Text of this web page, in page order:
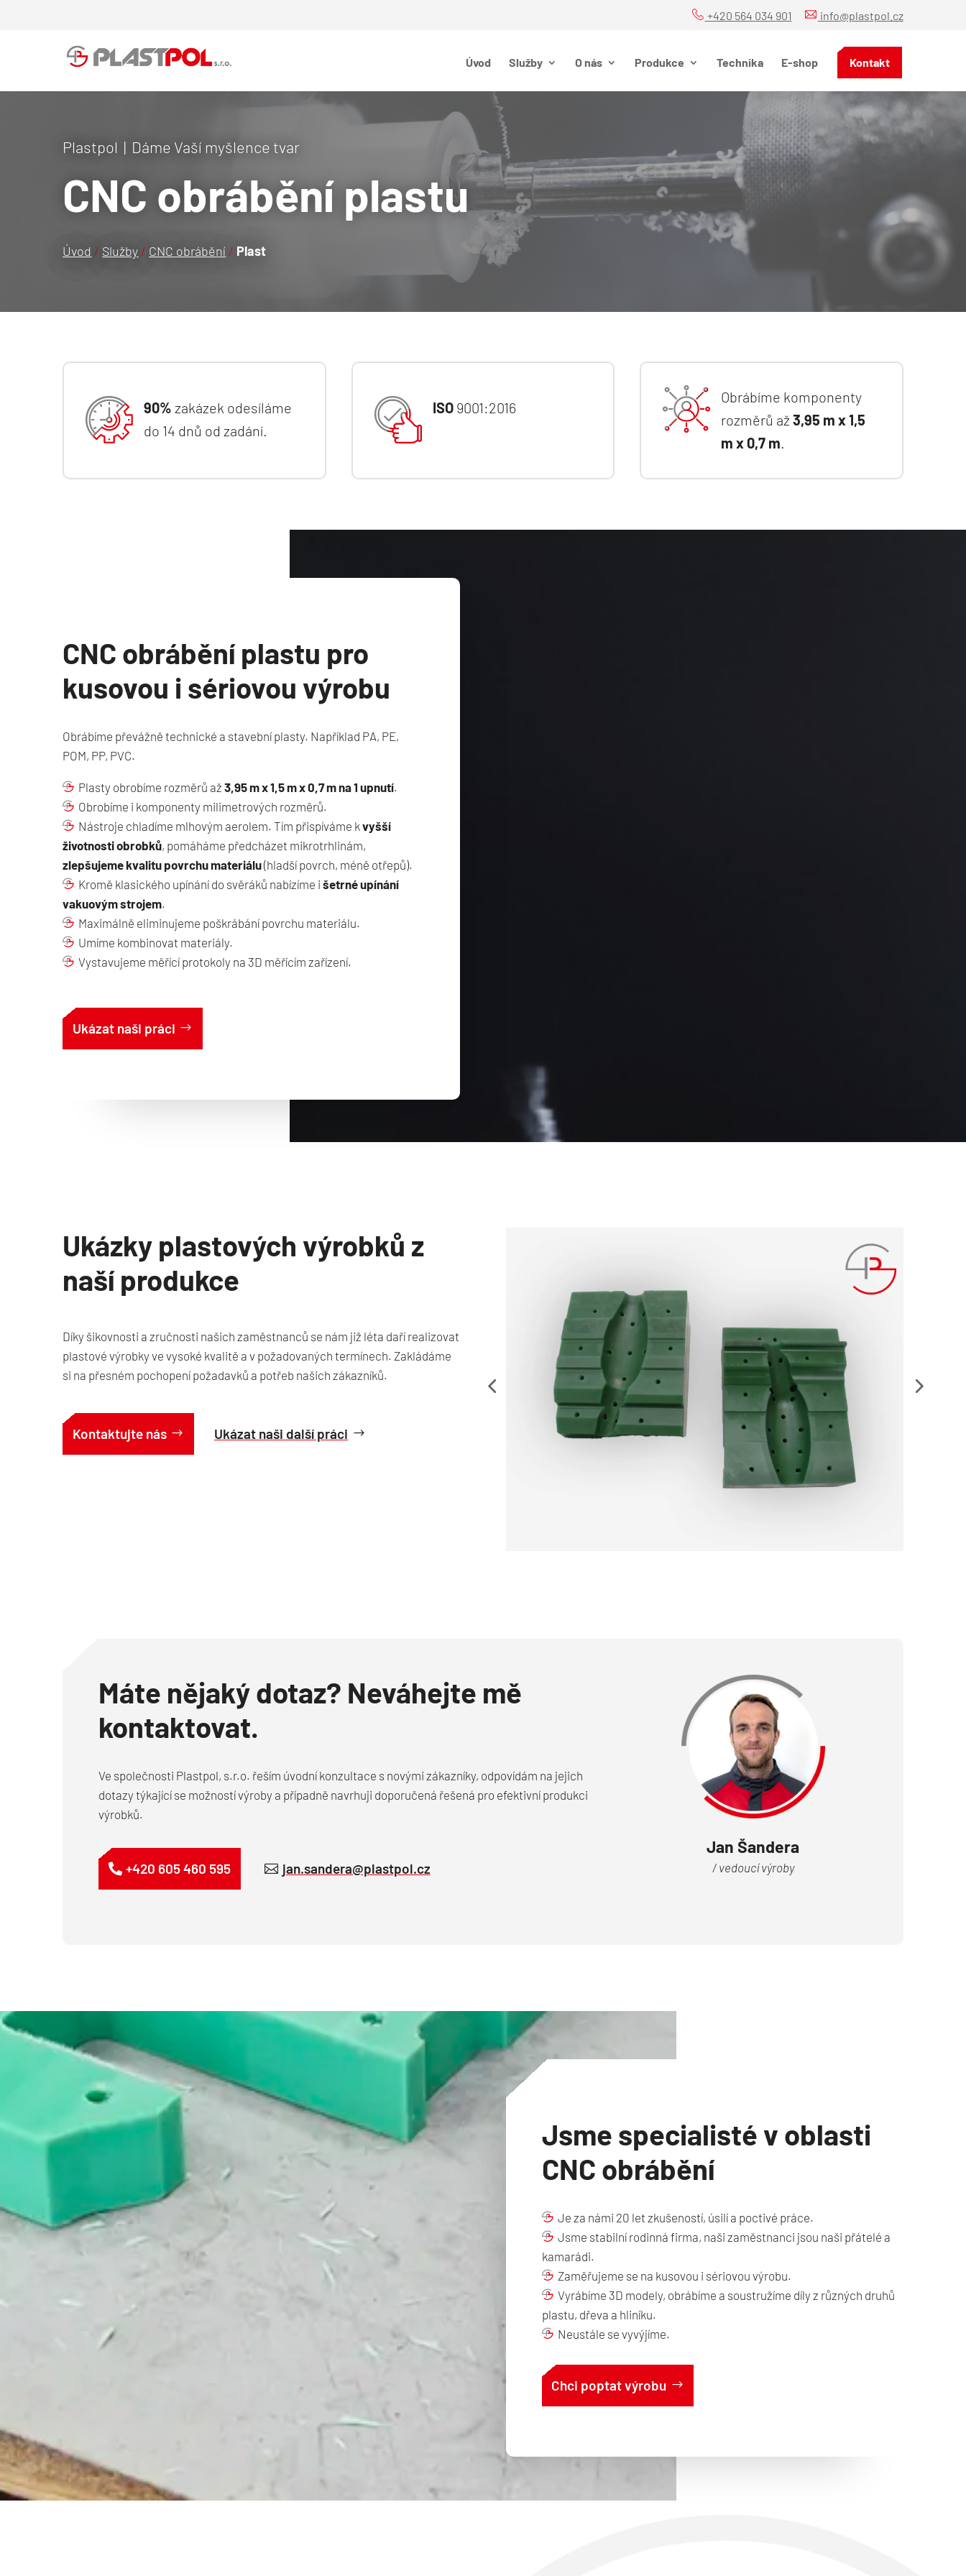
+420 564 034 901 info@plastpol.cz
Úvod Služby O nás Produkce Technika E-shop Kontakt
Plastpol | Dáme Vaší myšlence tvar
CNC obrábění plastu
Úvod / Služby / CNC obrábění / Plast
90% zakázek odesíláme
do 14 dnů od zadání.
RYCHLOST
ISO9001:2016
Obrábíme komponenty
rozměrů až3,95 m x 1,5
m x 0,7 m
INDIVIDUÁLNÍ
ŘEŠENÍ
CNC obrábění plastu pro
kusovou i sériovou výrobu
Obrábíme převážně technické a stavební plasty. Například PA, PE,
POM, PP, PVC.
Plasty obrobíme rozměrů až3,95 m x 1,5 m x 0,7 m na 1 upnutí.
Obrobíme i komponenty milimetrových rozměrů.
Nástroje chladíme mlhovým aerolem. Tím přispíváme kvyšší
životnosti obrobků, pomáháme předcházet mikrotrhlinám,
zlepšujeme kvalitu povrchu materiálu(hladší povrch, méně otřepů).
Kromě klasického upínání do svěráků nabízíme išetrné upínání
vakuovým strojem.
Maximálně eliminujeme poškrábání povrchu materiálu.
Umíme kombinovat materiály.
Vystavujeme měřící protokoly na 3D měřícím zařízení.
Ukázat naši práci
Ukázky plastových výrobků z
naší produkce
Díky šikovnosti a zručnosti našich zaměstnanců se nám již léta daří realizovat
plastové výrobky ve vysoké kvalitě a v požadovaných termínech. Zakládáme
si na přesném pochopení požadavků a potřeb našich zákazníků.
Kontaktujte nás Ukázat naši další práci
Máte nějaký dotaz? Neváhejte mě
kontaktovat.
Ve společnosti Plastpol, s.r.o. řeším úvodní konzultace s novými zákazníky, odpovídám na jejich
dotazy týkající se možností výroby a případně navrhuji doporučená řešená pro efektivní produkci
výrobků.
+420 605 460 595 jan.sandera@plastpol.cz
Jan Šandera
/ vedoucí výroby
Jsme specialisté v oblasti
CNC obrábění
Je za námi 20 let zkušeností, úsilí a poctivé práce.
Jsme stabilní rodinná firma, naši zaměstnanci jsou naši přátelé a
kamarádi.
Zaměřujeme se na kusovou i sériovou výrobu.
Vyrábíme 3D modely, obrábíme a soustružíme díly z různých druhů
plastu, dřeva a hliníku.
Neustále se vyvýjíme.
Chci poptat výrobu